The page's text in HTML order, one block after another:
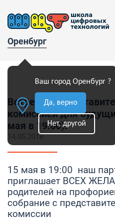
Оренбург
Ваш город Оренбург ?
Да, верно
Нет, другой
Встреча с
комиссией для
мая в 19:00).
14.05.2018
15 мая в 19:00 наш
приглашает ВСЕХ
родителей на
собрание с
комиссии